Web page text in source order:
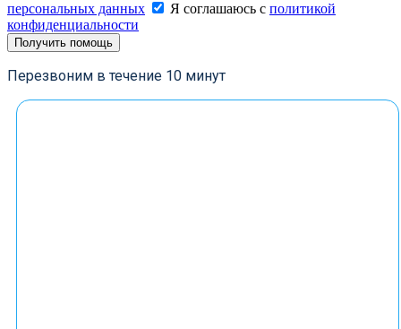
персональных данных
Я соглашаюсь с политикой
конфиденциальности
Получить помощь
Перезвоним в течение 10 минут